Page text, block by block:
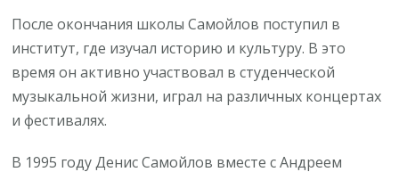
После окончания школы Самойлов поступил в
институт, где изучал историю и культуру. В это
время он активно участвовал в студенческой
музыкальной жизни, играл на различных концертах
и фестивалях.
В 1995 году Денис Самойлов вместе с Андреем